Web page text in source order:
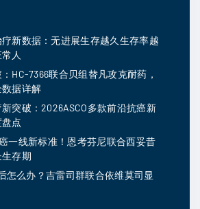
新数据：无进展生存越久生存率越
人
HC-7366联合贝组替凡攻克耐药，
据详解
突破：2026ASCO多款前沿抗癌新
点
一线新标准！恩考芬尼联合西妥昔
存期
怎么办？吉雷司群联合依维莫司显